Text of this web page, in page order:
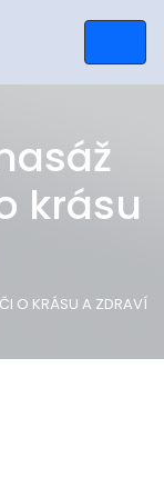
krásu
O KRÁSU A ZDRAVÍ